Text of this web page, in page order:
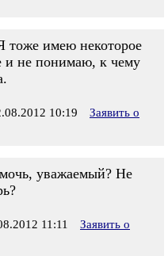
тоже имею некоторое
и не понимаю, к чему
10:19
Заявить о
уважаемый? Не
11:11
Заявить о